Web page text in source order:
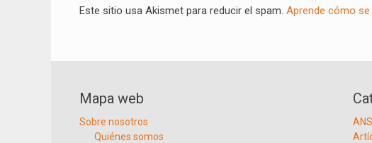
Este sitio usa Akismet para reducir el spam. Aprende cómo
Mapa web
Sobre nosotros
Quiénes somos